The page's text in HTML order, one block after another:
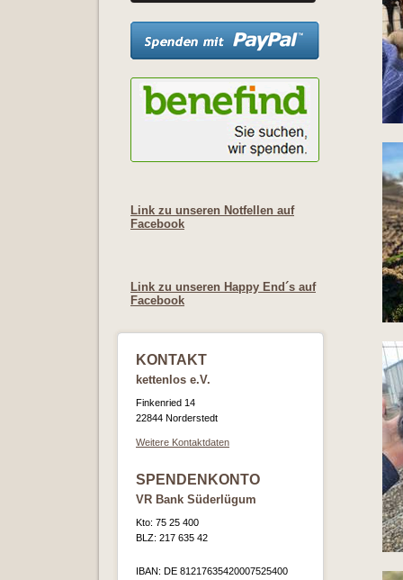
Link zu unseren Notfellen auf
Facebook
Link zu unseren Happy End´s auf
Facebook
KONTAKT
kettenlos e.V.
Finkenried 14
22844 Norderstedt
Weitere Kontaktdaten
SPENDENKONTO
VR Bank Süderlügum
Kto: 75 25 400
BLZ: 217 635 42
IBAN: DE 81217635420007525400